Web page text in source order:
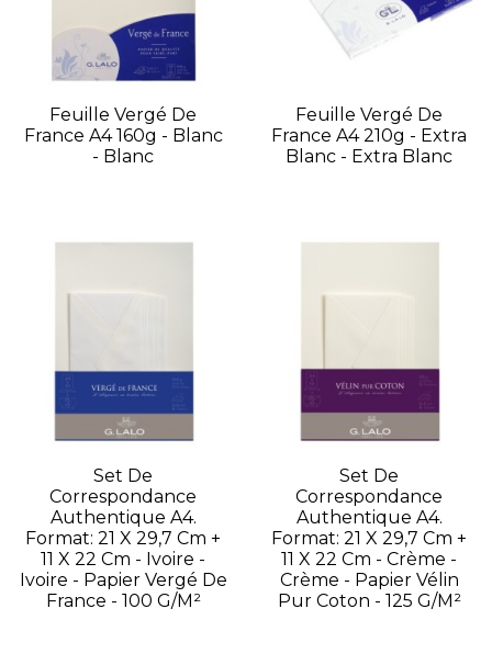
Feuille Vergé De
France A4 160g - Blanc
- Blanc
Feuille Vergé De
France A4 210g - Extra
Blanc - Extra Blanc
Set De
Correspondance
Authentique A4.
Format: 21 X 29,7 Cm +
11 X 22 Cm - Ivoire -
Ivoire - Papier Vergé De
France - 100 G/m²
Set De
Correspondance
Authentique A4.
Format: 21 X 29,7 Cm +
11 X 22 Cm - Crème -
Crème - Papier Vélin
Pur Coton - 125 G/m²